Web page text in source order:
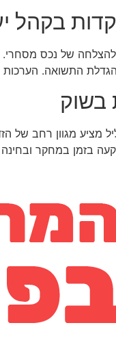
בקהל
של נכס מסחרי.
התשואה.
בשוק
מציע מגוון רחב של
בזמן במחקר ובחינה